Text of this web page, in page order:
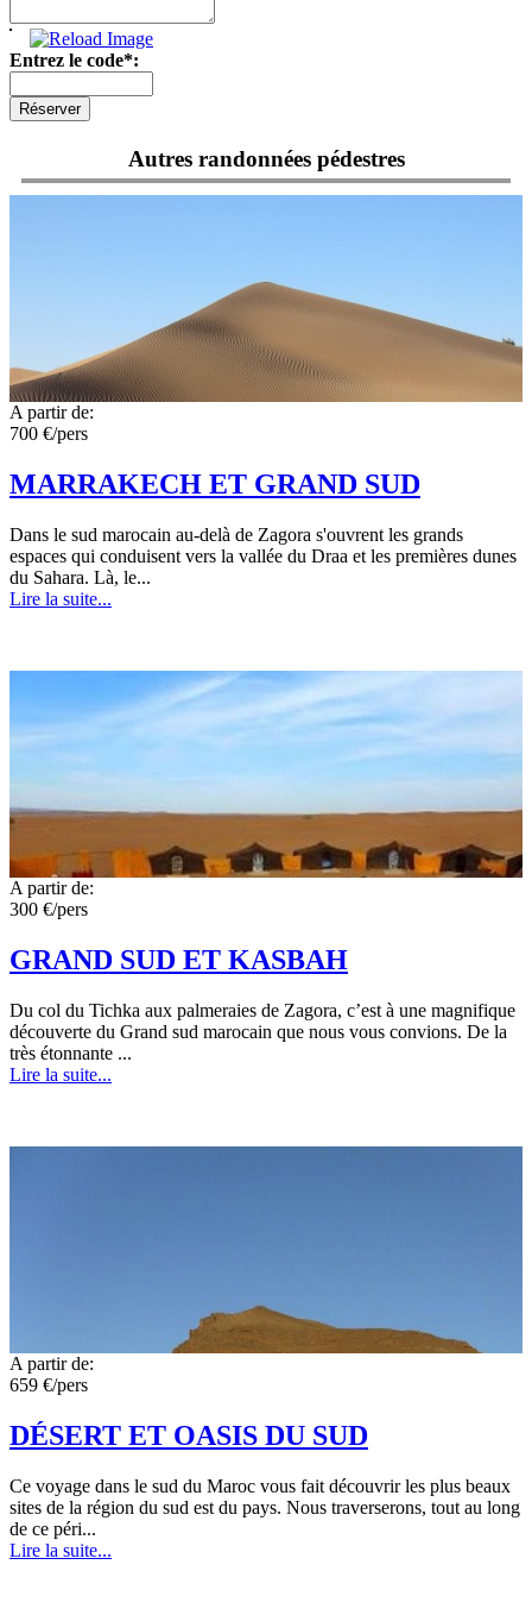
Entrez le code*:
Autres randonnées pédestres
A partir de:
700 €/pers
MARRAKECH ET GRAND SUD
Dans le sud marocain au-delà de Zagora s'ouvrent les grands
espaces qui conduisent vers la vallée du Draa et les premières dunes
du Sahara. Là, le...
Lire la suite...
A partir de:
300 €/pers
GRAND SUD ET KASBAH
Du col du Tichka aux palmeraies de Zagora, c’est à une magnifique
découverte du Grand sud marocain que nous vous convions. De la
très étonnante ...
Lire la suite...
A partir de:
659 €/pers
DÉSERT ET OASIS DU SUD
Ce voyage dans le sud du Maroc vous fait découvrir les plus beaux
sites de la région du sud est du pays. Nous traverserons, tout au long
de ce péri...
Lire la suite...